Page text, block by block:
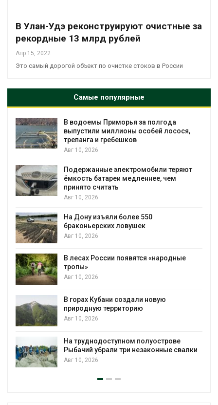
В Улан-Удэ реконструируют очистные за
рекордные 13 млрд рублей
Апр 15, 2022
Это самый дорогой объект по очистке стоков в России
Самые популярные
В водоемы Приморья за полгода
выпустили миллионы особей лосося,
трепанга и гребешков
Авг 10, 2026
Подержанные электромобили теряют
ёмкость батареи медленнее, чем
принято считать
Авг 10, 2026
На Дону изъяли более 550
браконьерских ловушек
Авг 10, 2026
В лесах России появятся «народные
тропы»
Авг 10, 2026
В горах Кубани создали новую
природную территорию
Авг 10, 2026
На труднодоступном полуострове
Рыбачий убрали три незаконные свалки
Авг 10, 2026